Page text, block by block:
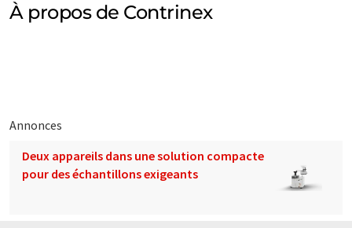
À propos de Contrinex
Annonces
Deux appareils dans une solution compacte
pour des échantillons exigeants